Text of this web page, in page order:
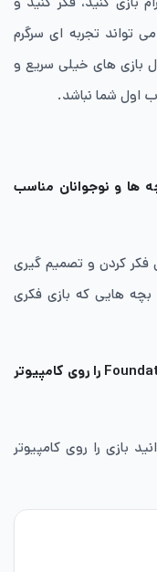
تواند تجربه ای سرگرم
بازی های خیلی سریع و
اول شما نباشد.
ها و نوجوانان مناسب
کردن و تصمیم گیری
هایی که بازی فکری
آیا می توان بازی Foundation: Galactic Frontier را روی کامپیوتر
بازی را روی کامپیوتر